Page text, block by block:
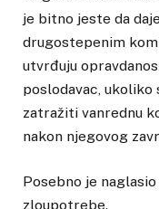
je bitno jeste da
drugostepenim
utvrđuju
poslodavac, ukoliko
zatražiti vanrednu
nakon njegovog
Posebno je
zloupotrebe.